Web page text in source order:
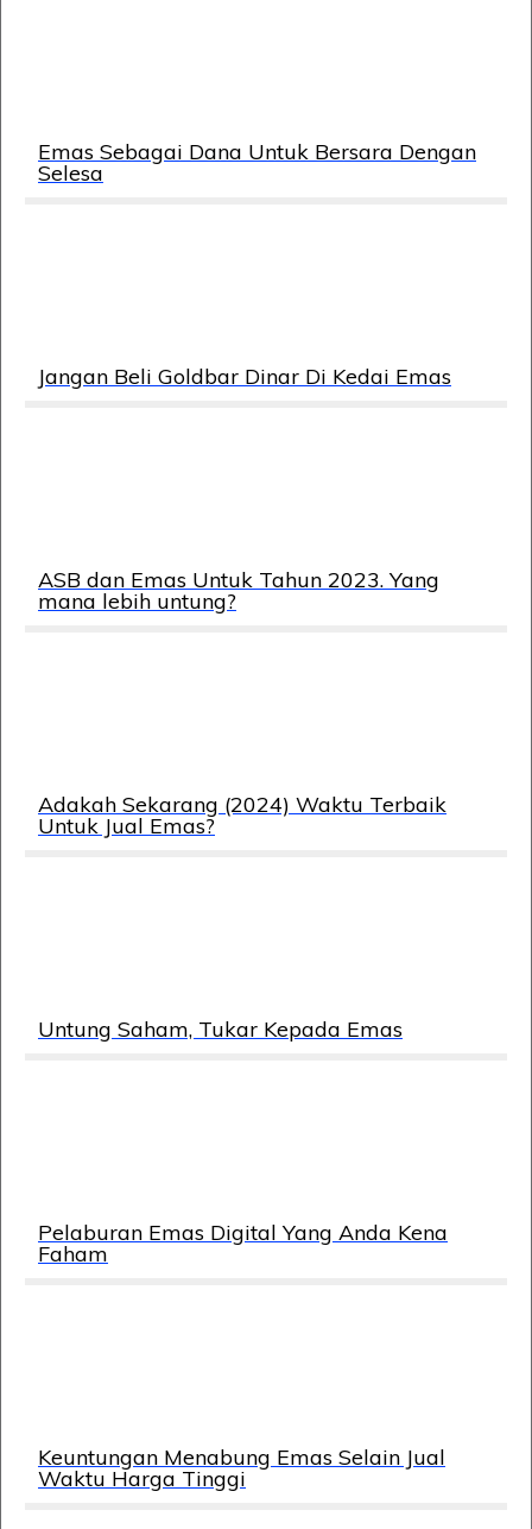
Emas Sebagai Dana Untuk Bersara Dengan
Selesa
Jangan Beli Goldbar Dinar Di Kedai Emas
ASB dan Emas Untuk Tahun 2023. Yang
mana lebih untung?
Adakah Sekarang (2024) Waktu Terbaik
Untuk Jual Emas?
Untung Saham, Tukar Kepada Emas
Pelaburan Emas Digital Yang Anda Kena
Faham
Keuntungan Menabung Emas Selain Jual
Waktu Harga Tinggi